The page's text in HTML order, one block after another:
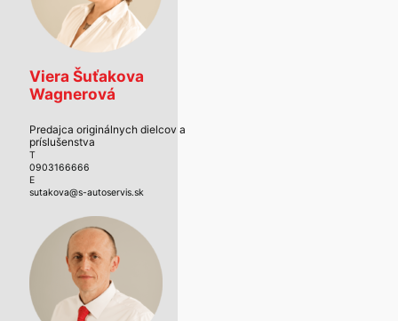
Viera Šuťakova
Wagnerová
Predajca originálnych dielcov a
príslušenstva
T
0903166666
E
sutakova@s-autoservis.sk